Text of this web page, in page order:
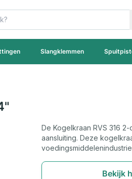
Slangklemmen
De Kogelkraan RVS 316
aansluiting. Deze
Bekijk